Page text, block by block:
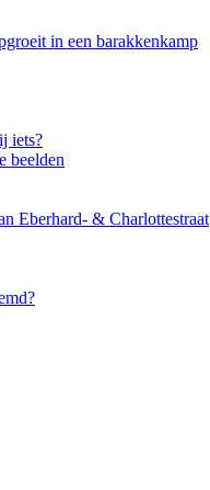
in een barakkenkamp
iets?
beelden
Eberhard- & Charlottestraat